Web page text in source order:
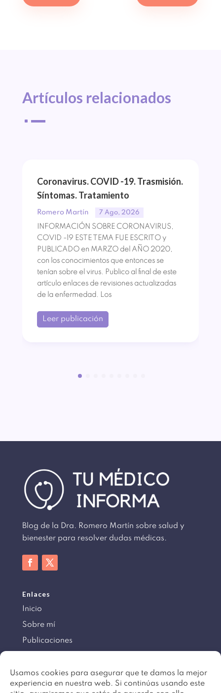
Usamos cookies para asegurar que te damos la mejor
experiencia en nuestra web. Si continúas usando este
Artículos relacionados
^
Coronavirus. COVID -19. Trasmisión.
Síntomas. Tratamiento
Romero Martín 7 Ago, 2026
INFORMACIÓN SOBRE CORONAVIRUS,
COVID -19 ESTE TEMA FUE ESCRITO y
PUBLICADO en MARZO del AÑO 2020,
con los conocimientos que entonces se
tenían sobre el virus. Publico al final de este
artículo enlaces de revisiones actualizadas
de la enfermedad. Los
Leer publicación
Blog de la Dra. Romero Martín sobre salud y
bienester para resolver dudas médicas.
Enlaces
Inicio
Sobre mí
Publicaciones
Información
Aviso legal